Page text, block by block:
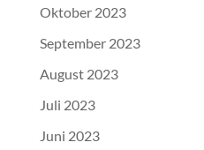
Oktober 2023
September 2023
August 2023
Juli 2023
Juni 2023